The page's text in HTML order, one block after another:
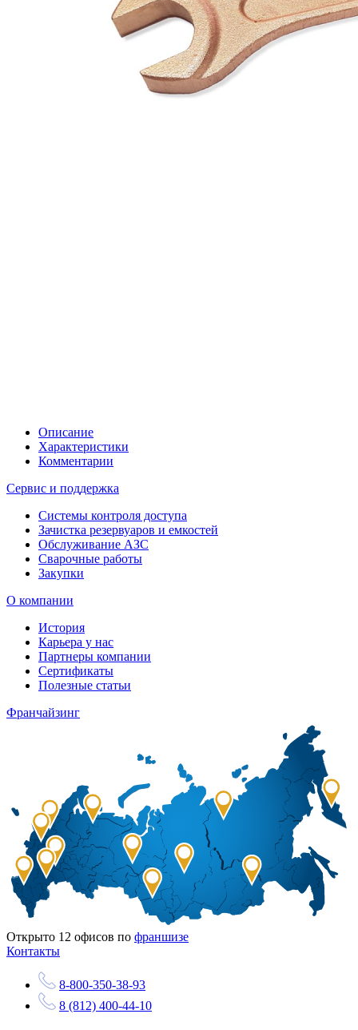
Описание
Характеристики
Комментарии
Сервис и поддержка
Системы контроля доступа
Зачистка резервуаров и емкостей
Обслуживание АЗС
Сварочные работы
Закупки
О компании
История
Карьера у нас
Партнеры компании
Сертификаты
Полезные статьи
Франчайзинг
Открыто 12 офисов по франшизе
Контакты
8-800-350-38-93
8 (812) 400-44-10